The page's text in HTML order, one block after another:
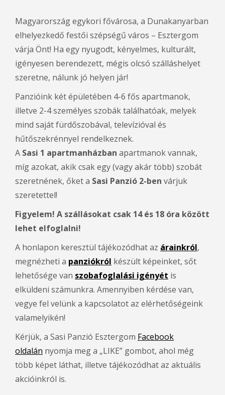
Magyarország egykori fővárosa, a Dunakanyarban
elhelyezkedő festői szépségű város – Esztergom
várja Önt! Ha egy nyugodt, kényelmes, kulturált,
igényesen berendezett, mégis olcsó szálláshelyet
szeretne, nálunk jó helyen jár!
Panzióink két épületében 4-6 fős apartmanok,
illetve 2-4 személyes szobák találhatóak, melyek
mind saját fürdőszobával, televízióval és
hűtőszekrénnyel rendelkeznek.
A Sasi 1 apartmanházban apartmanok vannak,
míg azokat, akik csak egy (vagy akár több) szobát
szeretnének, őket a Sasi Panzió 2-ben várjuk
szeretettel!
Figyelem! A szállásokat csak 14 és 18 óra között
lehet elfoglalni!
A honlapon keresztül tájékozódhat az árainkról,
megnézheti a panziókról készült képeinket, sőt
lehetősége van szobafoglalási igényét is
elküldeni számunkra. Amennyiben kérdése van,
vegye fel velünk a kapcsolatot az elérhetőségeink
valamelyikén!
Kérjük, a Sasi Panzió Esztergom Facebook
oldalán nyomja meg a „LIKE” gombot, ahol még
több képet láthat, illetve tájékozódhat az aktuális
akcióinkról is.